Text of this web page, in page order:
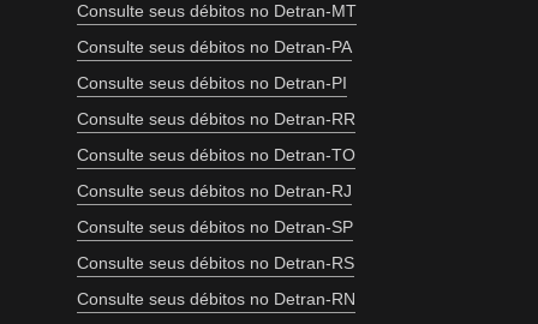
Consulte seus débitos no Detran-MT
Consulte seus débitos no Detran-PA
Consulte seus débitos no Detran-PI
Consulte seus débitos no Detran-RR
Consulte seus débitos no Detran-TO
Consulte seus débitos no Detran-RJ
Consulte seus débitos no Detran-SP
Consulte seus débitos no Detran-RS
Consulte seus débitos no Detran-RN